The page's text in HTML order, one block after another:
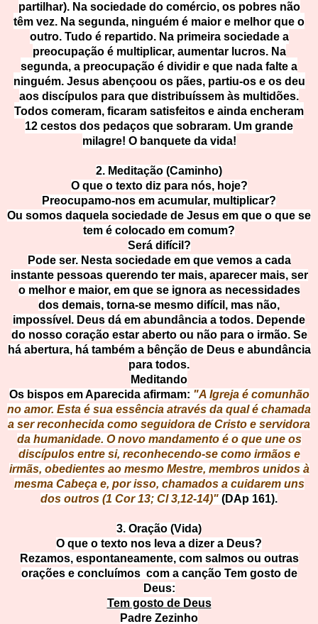
partilhar). Na sociedade do comércio, os pobres não
têm vez. Na segunda, ninguém é maior e melhor que o
outro. Tudo é repartido. Na primeira sociedade a
preocupação é multiplicar, aumentar lucros. Na
segunda, a preocupação é dividir e que nada falte a
ninguém. Jesus abençoou os pães, partiu-os e os deu
aos discípulos para que distribuíssem às multidões.
Todos comeram, ficaram satisfeitos e ainda encheram
12 cestos dos pedaços que sobraram. Um grande
milagre! O banquete da vida!
2. Meditação (Caminho)
O que o texto diz para nós, hoje?
Preocupamo-nos em acumular, multiplicar?
Ou somos daquela sociedade de Jesus em que o que se
tem é colocado em comum?
Será difícil?
Pode ser. Nesta sociedade em que vemos a cada
instante pessoas querendo ter mais, aparecer mais, ser
o melhor e maior, em que se ignora as necessidades
dos demais, torna-se mesmo difícil, mas não,
impossível. Deus dá em abundância a todos. Depende
do nosso coração estar aberto ou não para o irmão. Se
há abertura, há também a bênção de Deus e abundância
para todos.
Meditando
Os bispos em Aparecida afirmam: "A Igreja é comunhão
no amor. Esta é sua essência através da qual é chamada
a ser reconhecida como seguidora de Cristo e servidora
da humanidade. O novo mandamento é o que une os
discípulos entre si, reconhecendo-se como irmãos e
irmãs, obedientes ao mesmo Mestre, membros unidos à
mesma Cabeça e, por isso, chamados a cuidarem uns
dos outros (1 Cor 13; Cl 3,12-14)" (DAp 161).
3. Oração (Vida)
O que o texto nos leva a dizer a Deus?
Rezamos, espontaneamente, com salmos ou outras
orações e concluímos com a canção Tem gosto de
Deus:
Tem gosto de Deus
Padre Zezinho